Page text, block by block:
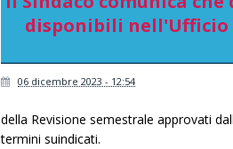
disponibili
06 dicembre 2023 - 12:54
della Revisione semestrale approvati
termini suindicati.